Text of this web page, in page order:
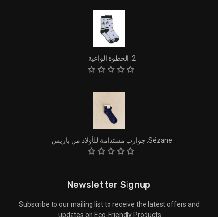
2. الخطوة الواعية
Sézane: جوارب مستدامة للأولاد من باريس
Newsletter Signup
Subscribe to our mailing list to receive the latest offers and
updates on Eco-Friendly Products.